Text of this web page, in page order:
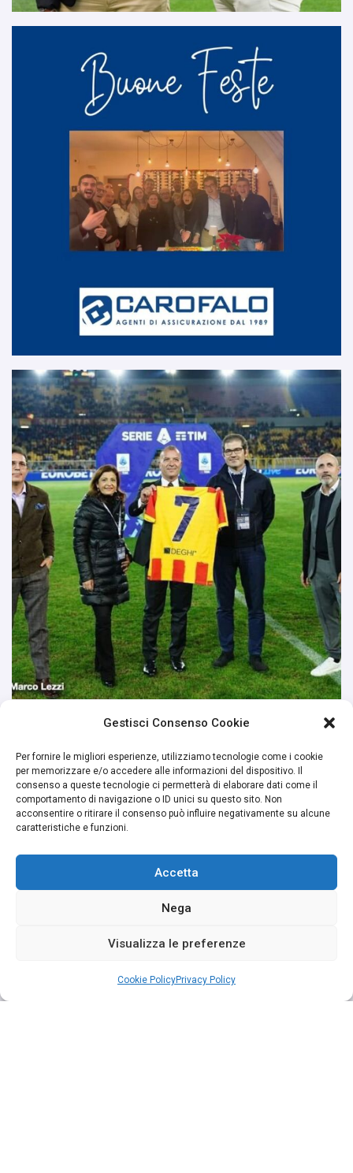
Gestisci Consenso Cookie
Per fornire le migliori esperienze, utilizziamo tecnologie come i cookie
per memorizzare e/o accedere alle informazioni del dispositivo. Il
consenso a queste tecnologie ci permetterà di elaborare dati come il
comportamento di navigazione o ID unici su questo sito. Non
acconsentire o ritirare il consenso può influire negativamente su alcune
caratteristiche e funzioni.
Accetta
Nega
Visualizza le preferenze
Cookie PolicyPrivacy Policy